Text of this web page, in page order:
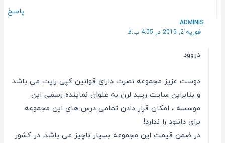
پاسخ
ADMINIS
فوریه 2, 2015 در 4:05 ب.ظ
دروود
دوست عزیز مجموعه نصرت دارای قوانین کپی رایت می باشد
و بنابراین سایت رپید لرن به عنوان نماینده رسمی این
موسسه ، امکان قرار دادن تمامی درس های این مجموعه
برای دانلود را ندارد!
در ضمن قیمت این مجموعه بسیار ناچیز می باشد. در کشور